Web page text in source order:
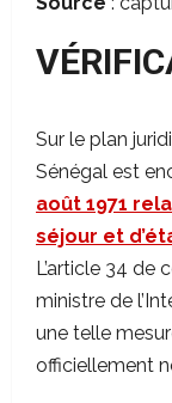
Sur le plan
Sénégal est
août 1971
séjour et
L’article 34 de
ministre de
une telle
officiellement